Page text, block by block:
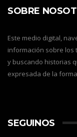
SOBRE
Este medio digital,
información sobre los
y buscando historias
expresada de la
SEGUINOS